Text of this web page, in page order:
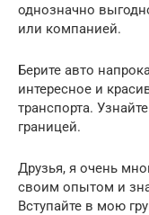
однозначно
или компанией.
Берите авто
интересное и
транспорта.
границей.
Друзья, я очень
своим опытом и
Вступайте в мою